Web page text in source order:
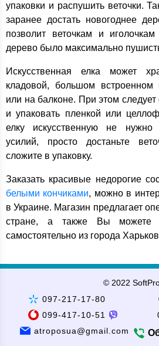
упаковки и распушить веточки.
заранее достать новогоднее
позволит веточкам и
дерево было максимально
Искусственная елка может
кладовой, большом
или на балконе. При этом
и упаковать пленкой или
елку искусственную не нужно
усилий, просто достаньте
сложите в упаковку.
Заказать красивые недорогие
белыми кончиками, можно в
в Украине. Магазин предлагает
стране, а также Вы можете
самостоятельно из города
© 2022
097-217-17-80
099-417-10-51
atroposua@gmail.com